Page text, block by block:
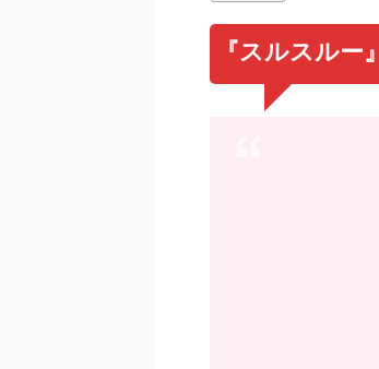
『スルスルー』